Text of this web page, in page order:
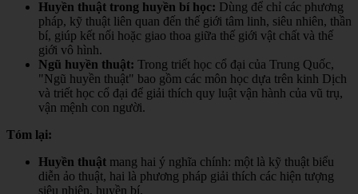
Huyền thuật trong huyền bí học: Dùng để chỉ các phương
pháp, kỹ thuật liên quan đến thế giới tâm linh, siêu nhiên, thần
bí, giúp kết nối hoặc giao thoa giữa thế giới vật chất và thế
giới vô hình.
Ngũ huyền thuật: Trong triết học cổ đại của Trung Quốc,
"Ngũ huyền thuật" bao gồm các môn học dựa trên kinh Dịch
và triết học cổ đại để giải thích quy luật vận hành của vũ trụ,
vận mệnh con người.
Tóm lại:
Huyền thuật mang hai ý nghĩa chính: một là kỹ thuật biểu
diễn ảo thuật, hai là phương pháp giải thích các hiện tượng
siêu nhiên, huyền bí.